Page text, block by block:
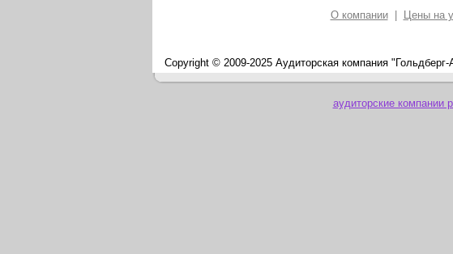
О компании Цены на
Copyright © 2009-2025 Аудиторская компания "Гольдберг-
аудиторские компании